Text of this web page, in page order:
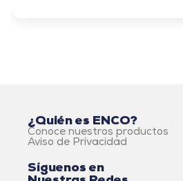
¿Quién es ENCO?
Conoce nuestros productos
Aviso de Privacidad
Síguenos en